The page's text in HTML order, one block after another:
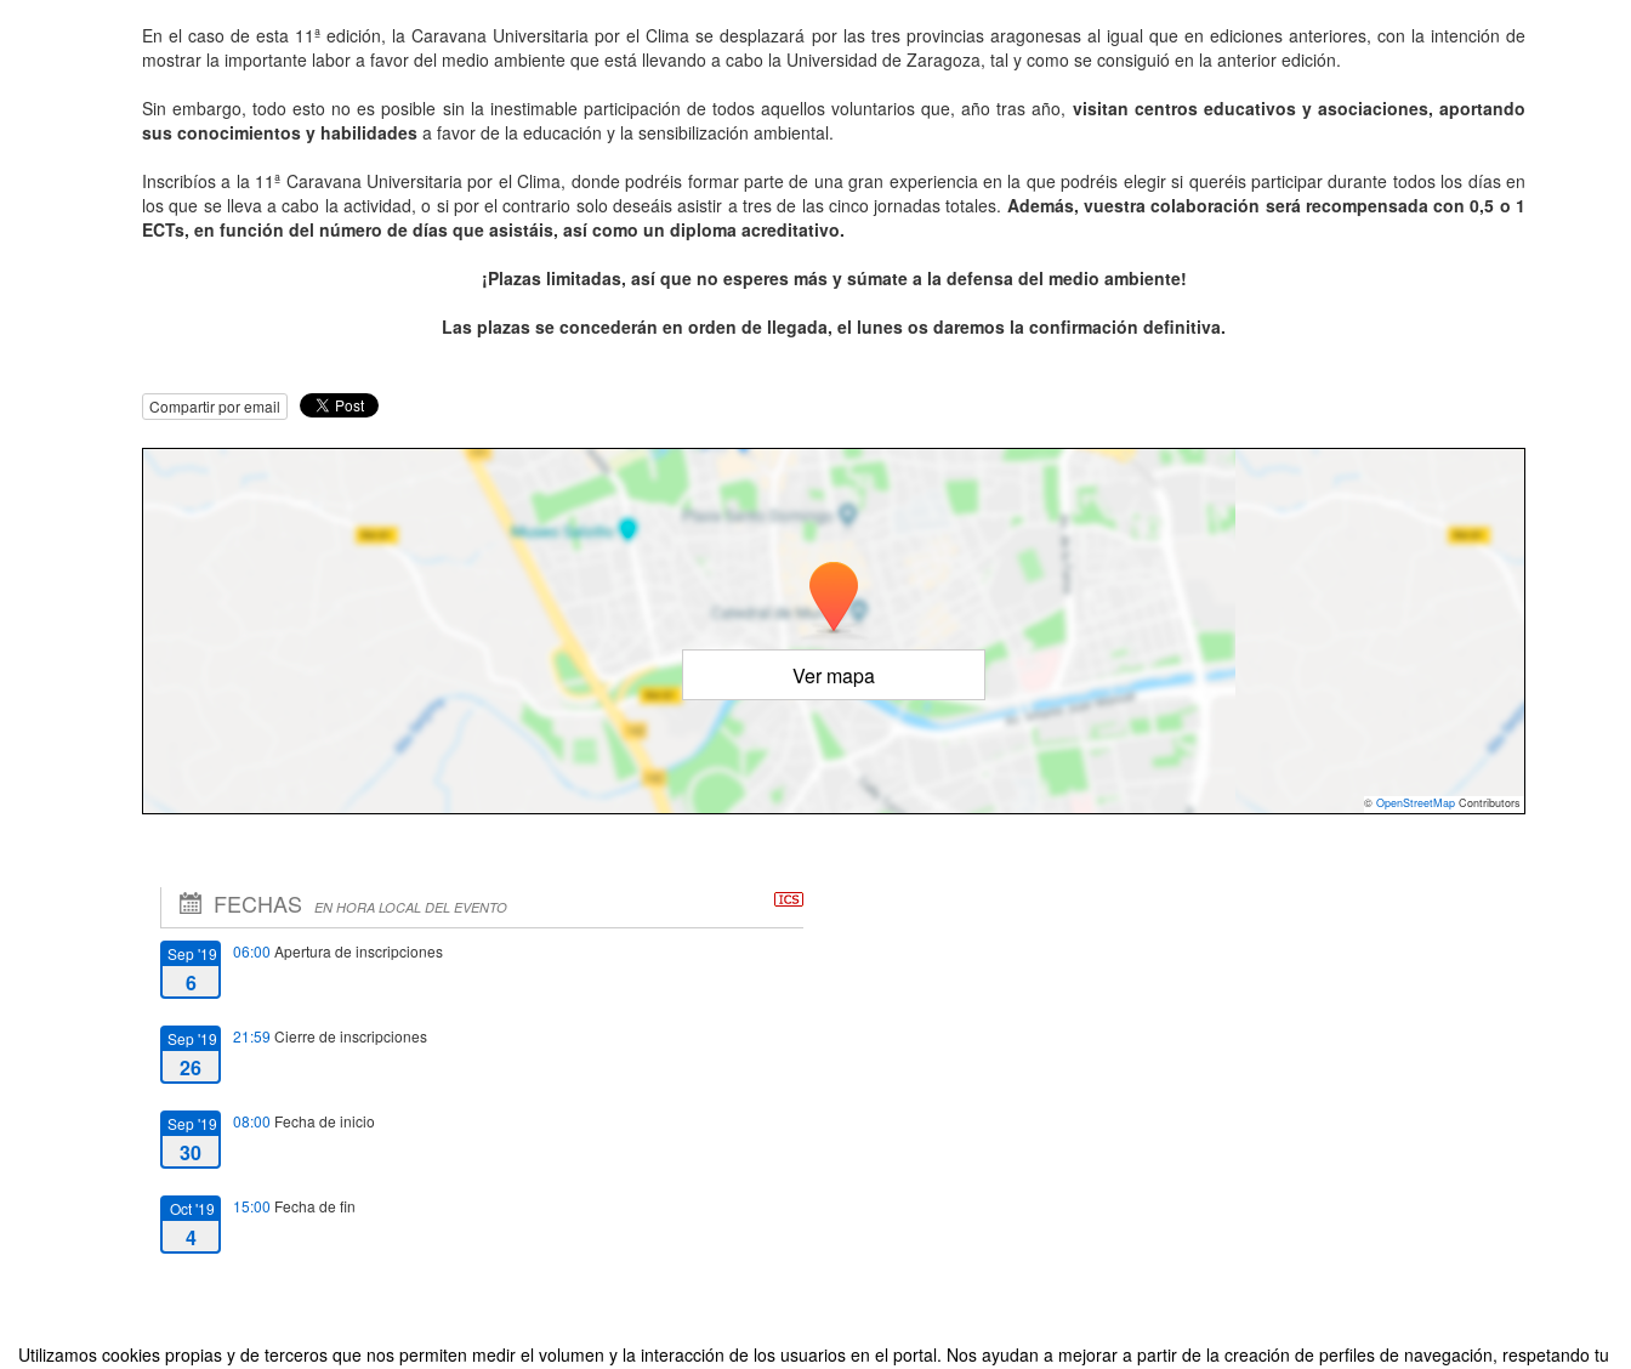
Utilizamos cookies propias y de terceros que nos permiten medir el volumen y la interacción de los usuarios en el portal. Nos ayudan a mejorar a partir de la creación de perfiles de navegación, respetando tu
En el caso de esta 11ª edición, la Caravana Universitaria por el Clima se desplazará por las tres provincias aragonesas al igual que en ediciones anteriores, con la intención de
mostrar la importante labor a favor del medio ambiente que está llevando a cabo la Universidad de Zaragoza, tal y como se consiguió en la anterior edición.
Sin embargo, todo esto no es posible sin la inestimable participación de todos aquellos voluntarios que, año tras año, visitan centros educativos y asociaciones, aportando
sus conocimientos y habilidades a favor de la educación y la sensibilización ambiental.
Inscribíos a la 11ª Caravana Universitaria por el Clima, donde podréis formar parte de una gran experiencia en la que podréis elegir si queréis participar durante todos los días en
los que se lleva a cabo la actividad, o si por el contrario solo deseáis asistir a tres de las cinco jornadas totales. Además, vuestra colaboración será recompensada con 0,5 o 1
ECTs, en función del número de días que asistáis, así como un diploma acreditativo.
¡Plazas limitadas, así que no esperes más y súmate a la defensa del medio ambiente!
Las plazas se concederán en orden de llegada, el lunes os daremos la confirmación definitiva.
Compartir por email
Ver mapa
© OpenStreetMap Contributors
FECHAS EN HORA LOCAL DEL EVENTO
Sep '19
6
06:00 Apertura de inscripciones
Sep '19
26
21:59 Cierre de inscripciones
Sep '19
30
08:00 Fecha de inicio
Oct '19
4
15:00 Fecha de fin